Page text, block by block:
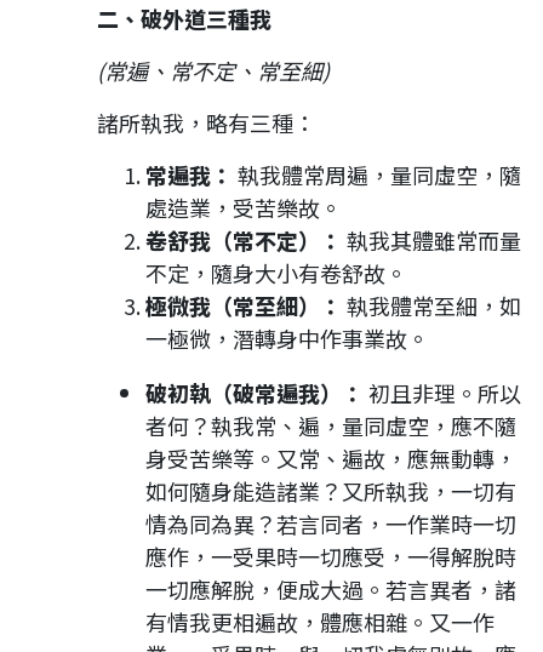
二、破外道三種我
(常遍、常不定、常至細)
諸所執我，略有三種：
常遍我： 執我體常周遍，量同虛空，隨
處造業，受苦樂故。
卷舒我（常不定）： 執我其體雖常而量
不定，隨身大小有卷舒故。
極微我（常至細）： 執我體常至細，如
一極微，潛轉身中作事業故。
破初執（破常遍我）： 初且非理。所以
者何？執我常、遍，量同虛空，應不隨
身受苦樂等。又常、遍故，應無動轉，
如何隨身能造諸業？又所執我，一切有
情為同為異？若言同者，一作業時一切
應作，一受果時一切應受，一得解脫時
一切應解脫，便成大過。若言異者，諸
有情我更相遍故，體應相雜。又一作